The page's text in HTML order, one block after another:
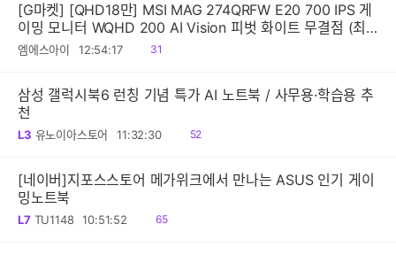
[G마켓] [QHD18만] MSI MAG 274QRFW E20 700 IPS 게
이밍 모니터 WQHD 200 AI Vision 피벗 화이트 무결점 (최
종:189,200원)
엠에스아이 12:54:17
읽
31
삼성 갤럭시북6 런칭 기념 특가 AI 노트북 / 사무용·학습용 추
천
L3 유노이아스토어 11:32:30
읽
52
[네이버]지포스스토어 메가위크에서 만나는 ASUS 인기 게이
밍노트북
L7 TU1148 10:51:52
읽
65